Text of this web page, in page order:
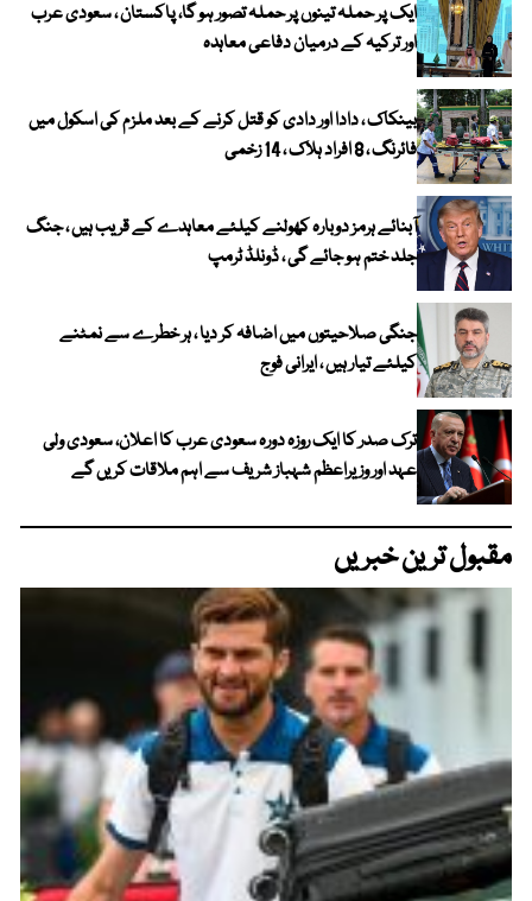
ایک پر حملہ تینوں پر حملہ تصور ہو گا، پاکستان ، سعودی عرب
اور ترکیہ کے درمیان دفاعی معاہدہ
بینکاک ، دادا اور دادی کو قتل کرنے کے بعد ملزم کی اسکول میں
فائرنگ ، 8 افراد ہلاک ، 14 زخمی
آبنائے ہرمز دوبارہ کھولنے کیلئے معاہدے کے قریب ہیں ، جنگ
جلد ختم ہو جائے گی ، ڈونلڈ ٹرمپ
جنگی صلاحیتوں میں اضافہ کر دیا ، ہر خطرے سے نمٹنے
کیلئے تیار ہیں ، ایرانی فوج
ترک صدر کا ایک روزہ دورہ سعودی عرب کا اعلان، سعودی ولی
عہد اور وزیراعظم شہباز شریف سے اہم ملاقات کریں گے
مقبول ترین خبریں